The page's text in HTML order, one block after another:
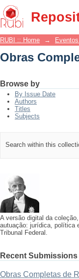
Obras
RUBI :: Home →
Obras
Browse by
By Issue Date
Authors
Titles
Subjects
Search within this
A versão digital da
autuação: jurídica, política
Tribunal Federal.
Recent Submissions
Obras Completas de